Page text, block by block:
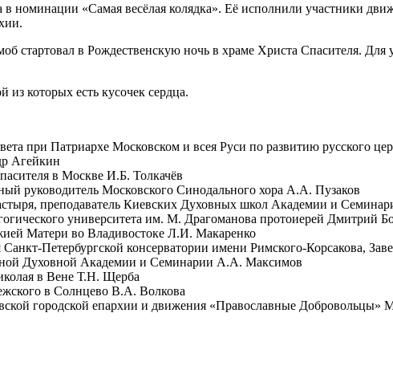
номинации «Самая весёлая колядка». Её исполнили участники
стартовал в Рождественскую ночь в храме Христа Спасителя. Для
из которых есть кусочек сердца.
при Патриархе Московском и всея Руси по развитию русского
Агейкин
в Москве И.Б. Толкачёв
руководитель Московского Синодального хора А.А. Пузаков
преподаватель Киевских Духовных школ Академии и
университета им. М. Драгоманова протоиерей Дмитрий
Матери во Владивостоке Л.И. Макаренко
Петербургской консерватории имени Римского-Корсакова,
Духовной Академии и Семинарии А.А. Максимов
в Вене Т.Н. Щерба
в Солнцево В.А. Волкова
городской епархии и движения «Православные Добровольцы»